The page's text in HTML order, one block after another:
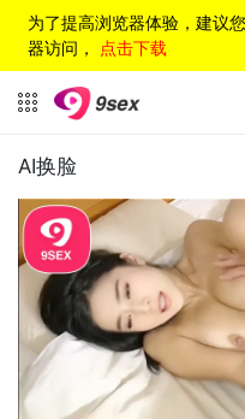
为了提高浏览器体验，建议
器访问， 点击下载
AI换脸